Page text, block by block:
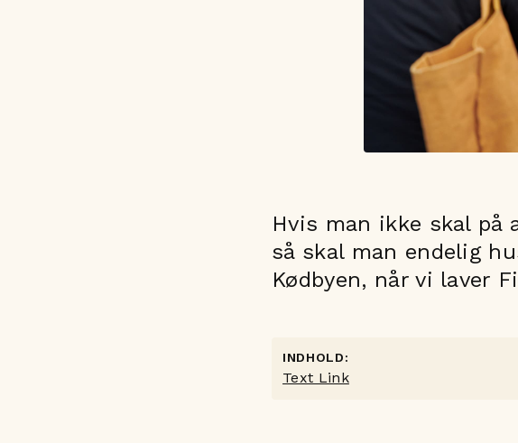
Hvis man ikke skal på
så skal man endelig
Kødbyen, når vi laver
INDHOLD:
Text Link